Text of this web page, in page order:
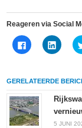
Reageren via Social
Klik
om
Facebook
(Wordt
een
nieuw
venster
geopend)
Klik
om
delen
(Wordt
een
nieuw
venster
GERELATEERDE
5 JUNI